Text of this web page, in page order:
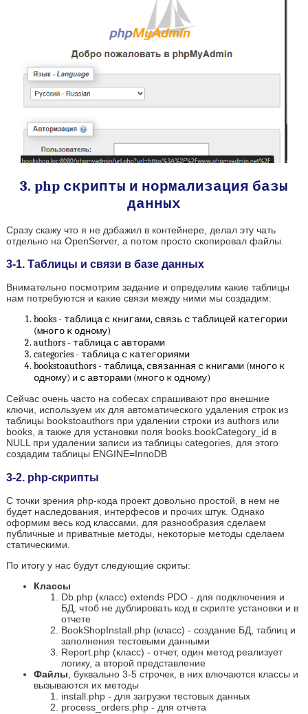
3. php скрипты и нормализация базы
данных
Сразу скажу что я не дэбажил в контейнере, делал эту чать
отдельно на OpenServer, а потом просто скопировал файлы.
3-1. Таблицы и связи в базе данных
Внимательно посмотрим задание и определим какие таблицы
нам потребуются и какие связи между ними мы создадим:
books - таблица с книгами, связь с таблицей категории
(много к одному)
authors - таблица с авторами
categories - таблица с категориями
bookstoauthors - таблица, связанная с книгами (много к
одному) и с авторами (много к одному)
Сейчас очень часто на собесах спрашивают про внешние
ключи, используем их для автоматического удаления строк из
таблицы bookstoauthors при удалении строки из authors или
books, а также для установки поля books.bookCategory_id в
NULL при удалении записи из таблицы categories, для этого
создадим таблицы ENGINE=InnoDB
3-2. php-скрипты
С точки зрения php-кода проект довольно простой, в нем не
будет наследования, интерфесов и прочих штук. Однако
оформим весь код классами, для разнообразия сделаем
публичные и приватные методы, некоторые методы сделаем
статическими.
По итогу у нас будут следующие скриты:
Классы
Db.php (класс) extends PDO - для подключения и
БД, чтоб не дублировать код в скрипте установки и в
отчете
BookShopInstall.php (класс) - создание БД, таблиц и
заполнения тестовыми данными
Report.php (класс) - отчет, один метод реализует
логику, а второй представление
Файлы, буквально 3-5 строчек, в них влючаются классы и
вызываются их методы
install.php - для загрузки тестовых данных
process_orders.php - для отчета